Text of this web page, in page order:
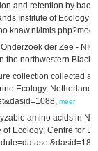
and retention by
Institute of Ecology;
der Zee -
the northwestern
collection collected
Ecology,
meer
amino acids in
Ecology; Centre for